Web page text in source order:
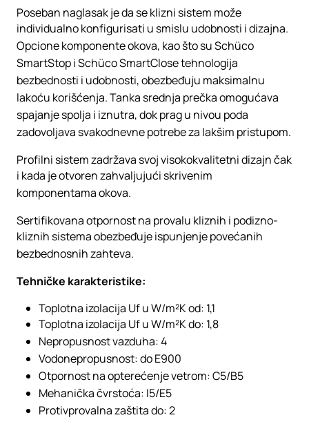
Poseban naglasak je da se klizni sistem može
individualno konfigurisati u smislu udobnosti i dizajna.
Opcione komponente okova, kao što su Schüco
SmartStop i Schüco SmartClose tehnologija
bezbednosti i udobnosti, obezbeđuju maksimalnu
lakoću korišćenja. Tanka srednja prečka omogućava
spajanje spolja i iznutra, dok prag u nivou poda
zadovoljava svakodnevne potrebe za lakšim pristupom.
Profilni sistem zadržava svoj visokokvalitetni dizajn čak
i kada je otvoren zahvaljujući skrivenim
komponentama okova.
Sertifikovana otpornost na provalu kliznih i podizno-
kliznih sistema obezbeđuje ispunjenje povećanih
bezbednosnih zahteva.
Tehničke karakteristike:
Toplotna izolacija Uf u W/m²K od: 1,1
Toplotna izolacija Uf u W/m²K do: 1,8
Nepropusnost vazduha: 4
Vodonepropusnost: do E900
Otpornost na opterećenje vetrom: C5/B5
Mehanička čvrstoća: I5/E5
Protivprovalna zaštita do: 2